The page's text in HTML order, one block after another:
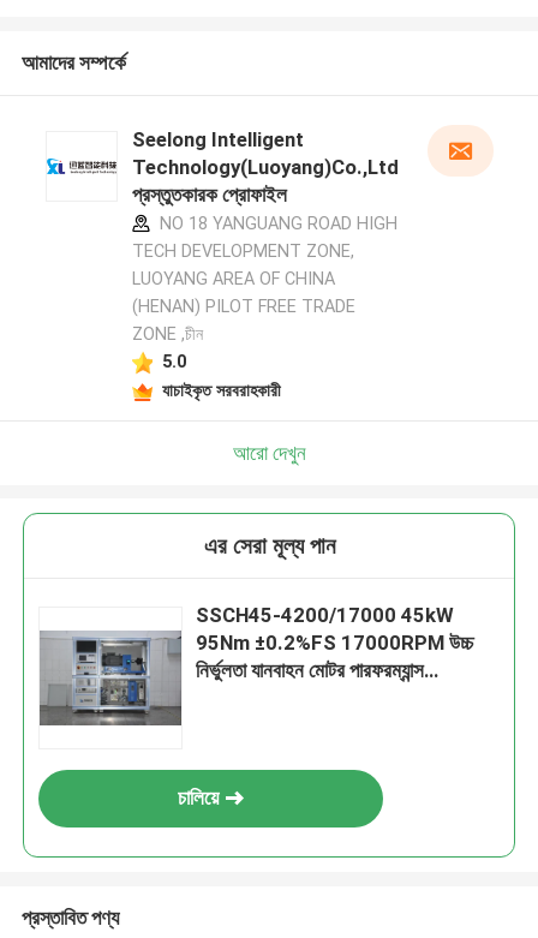
আমাদের সম্পর্কে
Seelong Intelligent
Technology(Luoyang)Co.,Ltd
প্রস্তুতকারক প্রোফাইল
NO 18 YANGUANG ROAD HIGH
TECH DEVELOPMENT ZONE,
LUOYANG AREA OF CHINA
(HENAN) PILOT FREE TRADE
ZONE ,চীন
5.0
যাচাইকৃত সরবরাহকারী
আরো দেখুন
এর সেরা মূল্য পান
SSCH45-4200/17000 45kW
95Nm ±0.2%FS 17000RPM উচ্চ
নির্ভুলতা যানবাহন মোটর পারফরম্যান্স
চালিয়ে
প্রস্তাবিত পণ্য